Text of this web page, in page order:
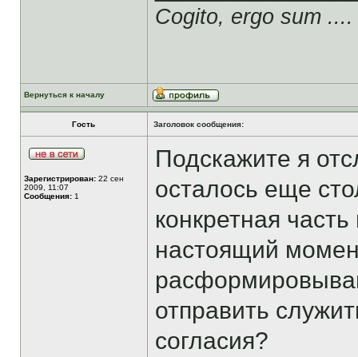
Cogito, ergo sum ....
Вернуться к началу
Гость Заголовок сообщения:
Зарегистрирован: 22 сен
2009, 11:07
Сообщения: 1
Подскажите я
осталось еще
конкретная
настоящий
отправить
согласия?